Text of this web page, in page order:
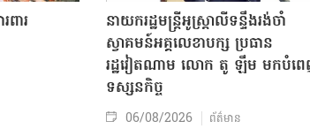
ពារ
នាយករដ្ឋមន្ត្រីអូស្ត្រាលីទន្ទឹងរង់ចាំ
ស្វាគមន៍អគ្គលេខាបក្ស ប្រធាន
រដ្ឋវៀតណាម លោក តូ ឡឹម មកបំព
ទស្សនកិច្ច
06/08/2026 ព័ត៌មាន